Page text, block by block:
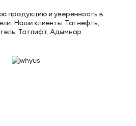
продукцию и уверенность в
Наши клиенты: Татнефть,
Татлифт, Адымнар